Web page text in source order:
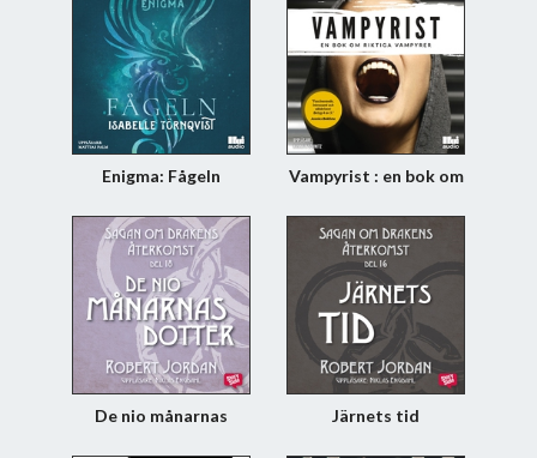
Enigma: Fågeln
Vampyrist : en bok om
De nio månarnas
Järnets tid